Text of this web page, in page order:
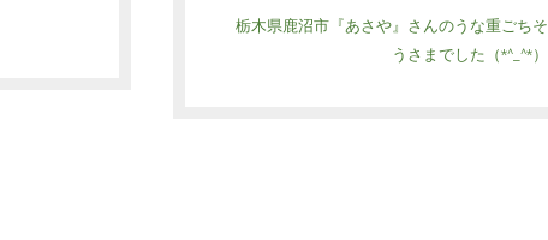
栃木県鹿沼市『あさや』さんのうな重ごちそ
うさまでした（*^_^*）